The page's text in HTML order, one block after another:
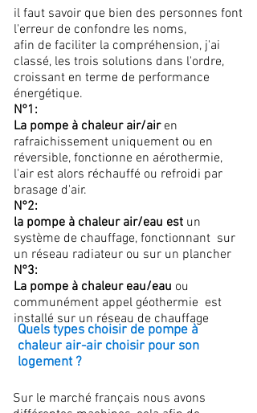
Quels types choisir de pompe à
chaleur air-air choisir pour son
logement ?
Sur le marché français nous avons
il faut savoir que bien des personnes font
l'erreur de confondre les noms,
afin de faciliter la compréhension, j'ai
classé, les trois solutions dans l'ordre,
croissant en terme de performance
énergétique.
N°1:
La pompe à chaleur air/air en
rafraichissement uniquement ou en
réversible, fonctionne en aérothermie,
l'air est alors réchauffé ou refroidi par
brasage d'air.
N°2:
la pompe à chaleur air/eau est un
système de chauffage, fonctionnant sur
un réseau radiateur ou sur un plancher
N°3:
La pompe à chaleur eau/eau ou
communément appel géothermie est
installé sur un réseau de chauffage